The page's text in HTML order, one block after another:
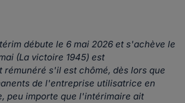
débute le 6 mai 2026 et s'achève le
(La victoire 1945) est
rémunéré s'il est chômé, dès lors que
de l'entreprise utilisatrice en
peu importe que l'intérimaire ait